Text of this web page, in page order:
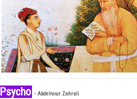
Psycho - Abdelnour Zahrali